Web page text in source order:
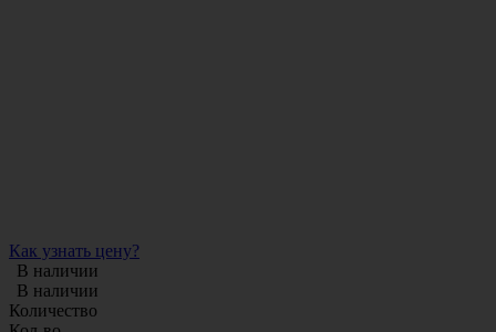
Как узнать цену?
В наличии
В наличии
Количество